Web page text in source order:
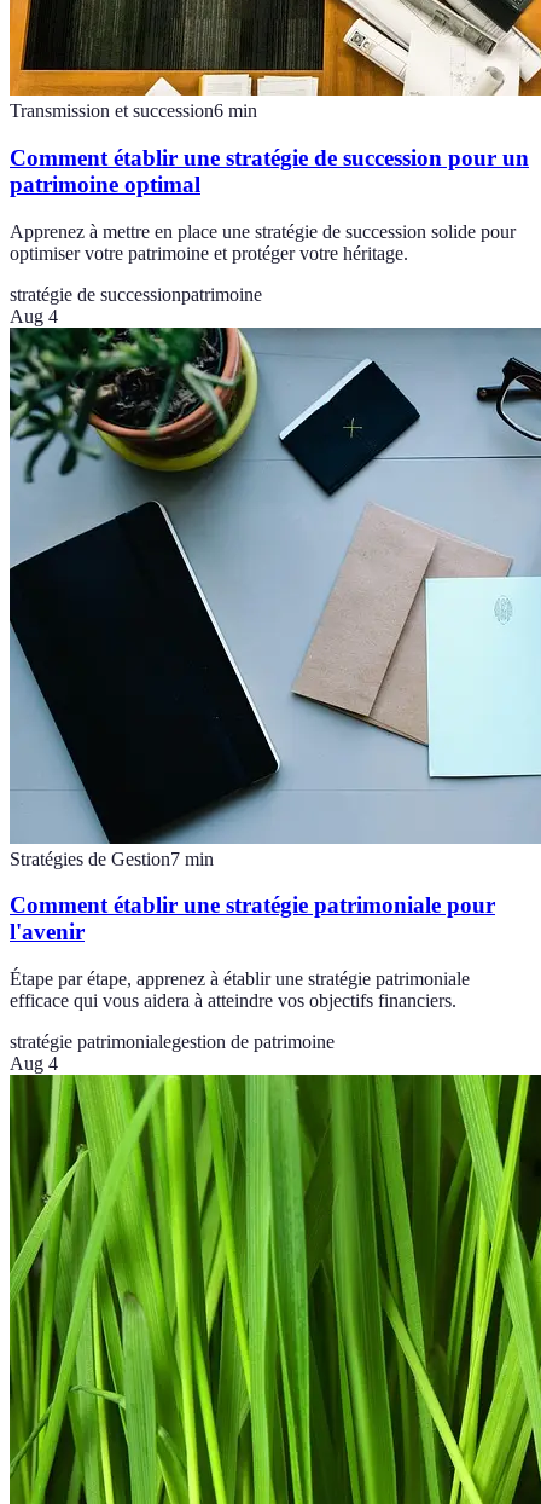
Transmission et succession6 min
Comment établir une stratégie de succession pour un
patrimoine optimal
Apprenez à mettre en place une stratégie de succession solide pour
optimiser votre patrimoine et protéger votre héritage.
stratégie de successionpatrimoine
Aug 4
Stratégies de Gestion7 min
Comment établir une stratégie patrimoniale pour
l'avenir
Étape par étape, apprenez à établir une stratégie patrimoniale
efficace qui vous aidera à atteindre vos objectifs financiers.
stratégie patrimonialegestion de patrimoine
Aug 4